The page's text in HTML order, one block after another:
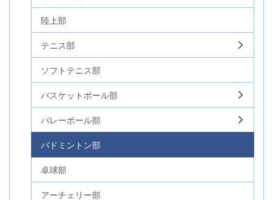
陸上部
テニス部
ソフトテニス部
バスケットボール部
バレーボール部
バドミントン部
卓球部
アーチェリー部